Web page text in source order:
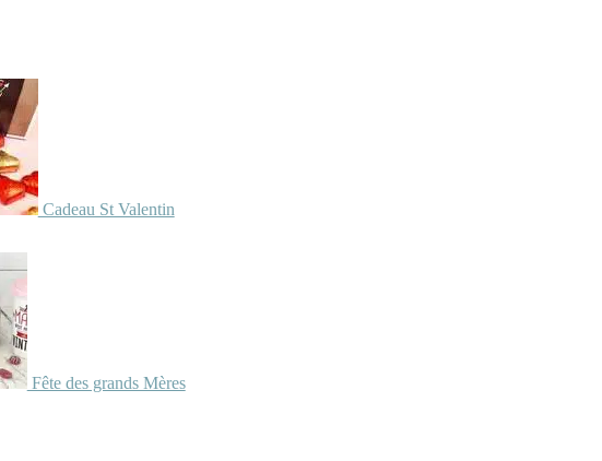
Cadeau St Valentin
Fête des grands Mères